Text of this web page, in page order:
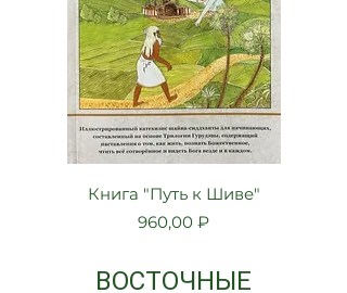
Книга "Путь к Шиве"
Цена
960,00 ₽
ВОСТОЧНЫЕ